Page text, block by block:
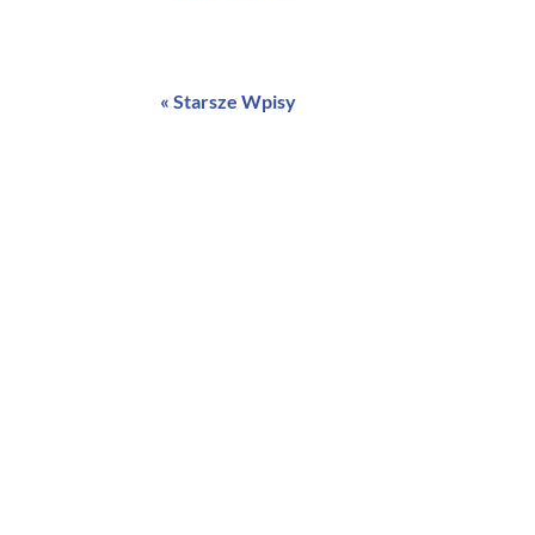
« Starsze Wpisy